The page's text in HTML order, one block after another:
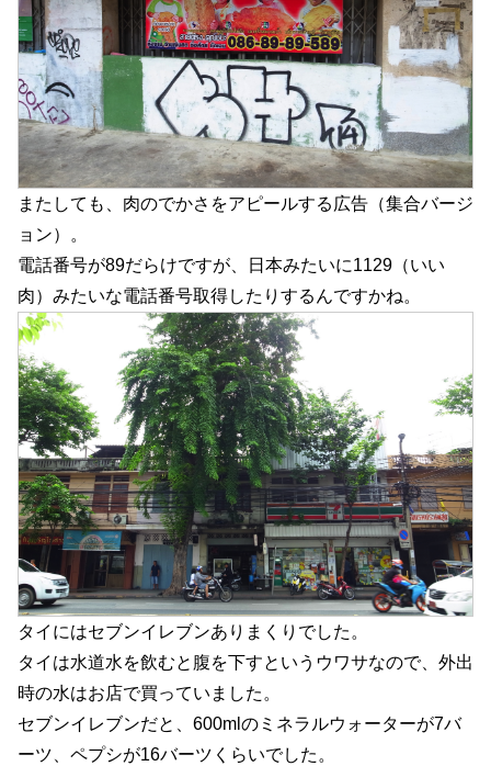
またしても、肉のでかさをアピールする広告（集合バージ
ョン）。
電話番号が89だらけですが、日本みたいに1129（いい
肉）みたいな電話番号取得したりするんですかね。
タイにはセブンイレブンありまくりでした。
タイは水道水を飲むと腹を下すというウワサなので、外出
時の水はお店で買っていました。
セブンイレブンだと、600mlのミネラルウォーターが7バ
ーツ、ペプシが16バーツくらいでした。